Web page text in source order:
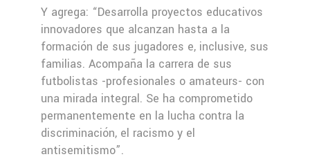
Y agrega: “Desarrolla proyectos educativos
innovadores que alcanzan hasta a la
formación de sus jugadores e, inclusive, sus
familias. Acompaña la carrera de sus
futbolistas -profesionales o amateurs- con
una mirada integral. Se ha comprometido
permanentemente en la lucha contra la
discriminación, el racismo y el
antisemitismo”.